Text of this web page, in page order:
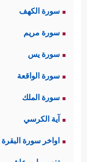
سورة الكهف
سورة مريم
سورة يس
سورة الواقعة
سورة الملك
آية الكرسي
اواخر سورة البقرة